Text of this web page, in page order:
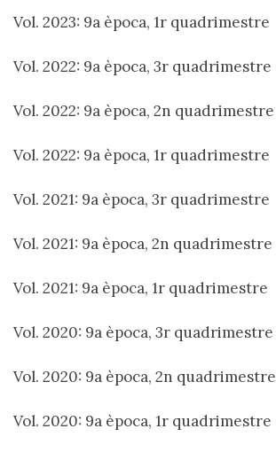
Vol. 2023: 9a època, 1r quadrimestre
Vol. 2022: 9a època, 3r quadrimestre
Vol. 2022: 9a època, 2n quadrimestre
Vol. 2022: 9a època, 1r quadrimestre
Vol. 2021: 9a època, 3r quadrimestre
Vol. 2021: 9a època, 2n quadrimestre
Vol. 2021: 9a època, 1r quadrimestre
Vol. 2020: 9a època, 3r quadrimestre
Vol. 2020: 9a època, 2n quadrimestre
Vol. 2020: 9a època, 1r quadrimestre